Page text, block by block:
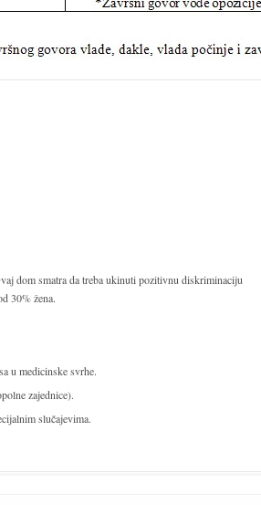
dom smatra da treba ukinuti pozitivnu diskriminaciju
30% žena.
u medicinske svrhe.
zajednice).
slučajevima.